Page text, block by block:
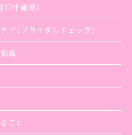
口中絶薬）
ア（ブライダルチェック）
識
こと